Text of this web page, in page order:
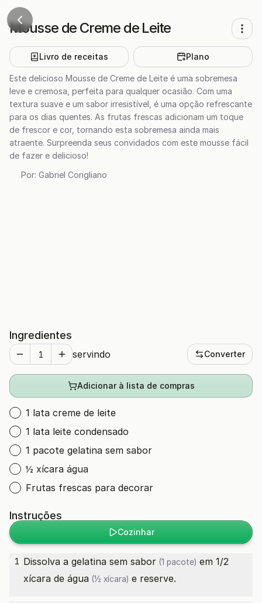
Mousse de Creme de Leite
Livro de receitas Plano
Este delicioso Mousse de Creme de Leite é uma sobremesa
leve e cremosa, perfeita para qualquer ocasião. Com uma
textura suave e um sabor irresistível, é uma opção refrescante
para os dias quentes. As frutas frescas adicionam um toque
de frescor e cor, tornando esta sobremesa ainda mais
atraente. Surpreenda seus convidados com este mousse fácil
de fazer e delicioso!
Por: Gabriel Corigliano
Ingredientes
servindo Converter
Adicionar à lista de compras
1 lata creme de leite
1 lata leite condensado
1 pacote gelatina sem sabor
½ xícara água
Frutas frescas para decorar
Instruções
Cozinhar
1 Dissolva a gelatina sem sabor (1 pacote) em 1/2
xícara de água (½ xícara) e reserve.